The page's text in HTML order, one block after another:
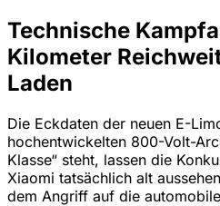
Technische
Kilometer
Laden
Die Eckdaten der neuen E-
hochentwickelten 800-Volt-
Klasse“ steht, lassen die
Xiaomi tatsächlich alt
dem Angriff auf die